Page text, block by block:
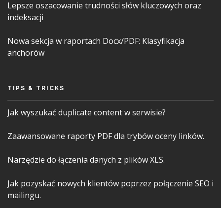
Lepsze oszacowanie trudności słów kluczowych oraz
indeksacji
Nowa sekcja w raportach Docx/PDF: Klasyfikacja
anchorów
TIPS & TRICKS
Jak wyszukać duplicate content w serwisie?
Zaawansowane raporty PDF dla trybów oceny linków.
Narzędzie do łączenia danych z plików XLS.
Jak pozyskać nowych klientów poprzez połączenie SEO i
mailingu.